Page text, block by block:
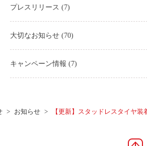
プレスリリース (7)
大切なお知らせ (70)
キャンペーン情報 (7)
お知らせ 【更新】スタッドレスタイヤ